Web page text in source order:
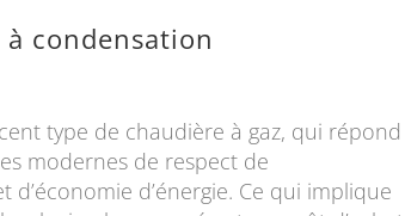
condensation
type de chaudière à gaz, qui répond
modernes de respect de
d’économie d’énergie. Ce qui implique